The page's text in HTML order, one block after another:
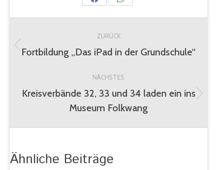
Share
on
Facebook
Share
on
WhatsApp
ZURÜCK
Vorheriger
Fortbildung „Das iPad in der Grundschule“
NÄCHSTES
Nächster
Beitrag:
Kreisverbände 32, 33 und 34 laden ein ins
Museum Folkwang
Ähnliche Beiträge